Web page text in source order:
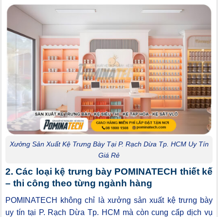
Xưởng Sản Xuất Kệ Trưng Bày Tại P. Rạch Dừa Tp. HCM Uy Tín
Giá Rẻ
2. Các loại kệ trưng bày POMINATECH thiết kế
– thi công theo từng ngành hàng
POMINATECH không chỉ là xưởng sản xuất kệ trưng bày
uy tín tại P. Rạch Dừa Tp. HCM mà còn cung cấp dịch vụ